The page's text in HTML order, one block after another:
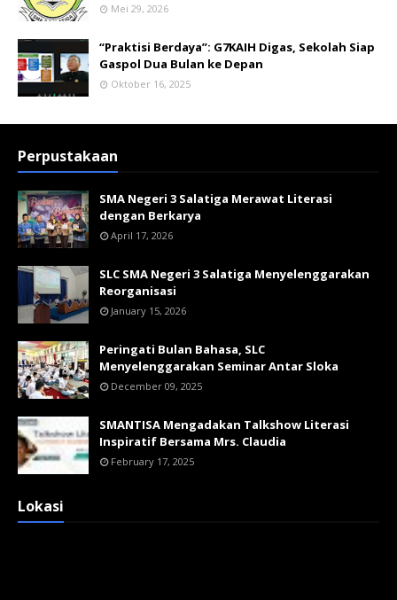
Mei 29, 2026
“Praktisi Berdaya”: G7KAIH Digas, Sekolah Siap
Gaspol Dua Bulan ke Depan
Oktober 16, 2025
Perpustakaan
SMA Negeri 3 Salatiga Merawat Literasi
dengan Berkarya
April 17, 2026
SLC SMA Negeri 3 Salatiga Menyelenggarakan
Reorganisasi
January 15, 2026
Peringati Bulan Bahasa, SLC
Menyelenggarakan Seminar Antar Sloka
December 09, 2025
SMANTISA Mengadakan Talkshow Literasi
Inspiratif Bersama Mrs. Claudia
February 17, 2025
Lokasi